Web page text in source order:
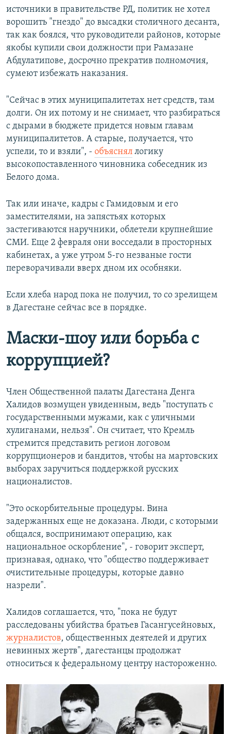
источники в правительстве РД, политик не хотел
ворошить "гнездо" до высадки столичного десанта,
так как боялся, что руководители районов, которые
якобы купили свои должности при Рамазане
Абдулатипове, досрочно прекратив полномочия,
сумеют избежать наказания.
"Сейчас в этих муниципалитетах нет средств, там
долги. Он их потому и не снимает, что разбираться
с дырами в бюджете придется новым главам
муниципалитетов. А старые, получается, что
успели, то и взяли", - объяснял логику
высокопоставленного чиновника собеседник из
Белого дома.
Так или иначе, кадры с Гамидовым и его
заместителями, на запястьях которых
застегиваются наручники, облетели крупнейшие
СМИ. Еще 2 февраля они восседали в просторных
кабинетах, а уже утром 5-го незваные гости
переворачивали вверх дном их особняки.
Если хлеба народ пока не получил, то со зрелищем
в Дагестане сейчас все в порядке.
Маски-шоу или борьба с
коррупцией?
Член Общественной палаты Дагестана Денга
Халидов возмущен увиденным, ведь "поступать с
государственными мужами, как с уличными
хулиганами, нельзя". Он считает, что Кремль
стремится представить регион логовом
коррупционеров и бандитов, чтобы на мартовских
выборах заручиться поддержкой русских
националистов.
"Это оскорбительные процедуры. Вина
задержанных еще не доказана. Люди, с которыми
общался, воспринимают операцию, как
национальное оскорбление", - говорит эксперт,
признавая, однако, что "общество поддерживает
очистительные процедуры, которые давно
назрели".
Халидов соглашается, что, "пока не будут
расследованы убийства братьев Гасангусейновых,
журналистов, общественных деятелей и других
невинных жертв", дагестанцы продолжат
относиться к федеральному центру настороженно.